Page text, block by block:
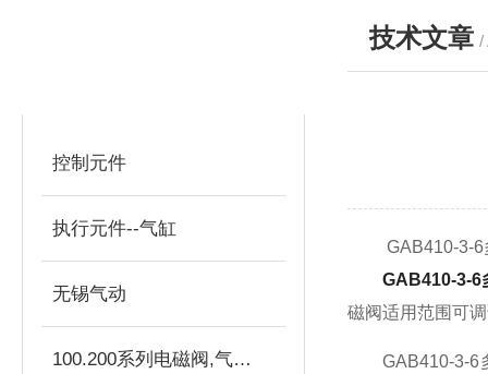
控制元件
执行元件--气缸
无锡气动
100.200系列电磁阀,气控阀
技术文章 /
GAB410-3-6
GAB410-3-6
磁阀适用范围可
GAB410-3-6多